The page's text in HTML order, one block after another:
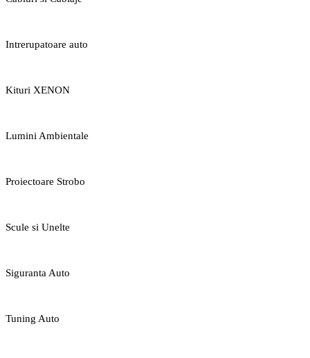
Intrerupatoare auto
Kituri XENON
Lumini Ambientale
Proiectoare Strobo
Scule si Unelte
Siguranta Auto
Tuning Auto